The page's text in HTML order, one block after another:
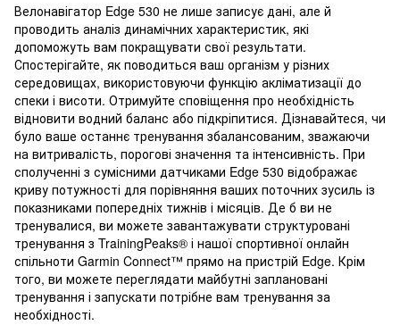
Велонавігатор Edge 530 не лише записує дані, але й
проводить аналіз динамічних характеристик, які
допоможуть вам покращувати свої результати.
Спостерігайте, як поводиться ваш організм у різних
середовищах, використовуючи функцію акліматизації до
спеки і висоти. Отримуйте сповіщення про необхідність
відновити водний баланс або підкріпитися. Дізнавайтеся, чи
було ваше останнє тренування збалансованим, зважаючи
на витривалість, порогові значення та інтенсивність. При
сполученні з сумісними датчиками Edge 530 відображає
криву потужності для порівняння ваших поточних зусиль із
показниками попередніх тижнів і місяців. Де б ви не
тренувалися, ви можете завантажувати структуровані
тренування з TrainingPeaks® і нашої спортивної онлайн
спільноти Garmin Connect™ прямо на пристрій Edge. Крім
того, ви можете переглядати майбутні заплановані
тренування і запускати потрібне вам тренування за
необхідності.